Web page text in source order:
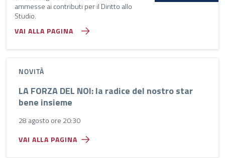
ammesse ai contributi per il Diritto allo
Studio.
VAI ALLA PAGINA
NOVITÀ
LA FORZA DEL NOI: la radice del nostro star
bene insieme
28 agosto ore 20:30
VAI ALLA PAGINA